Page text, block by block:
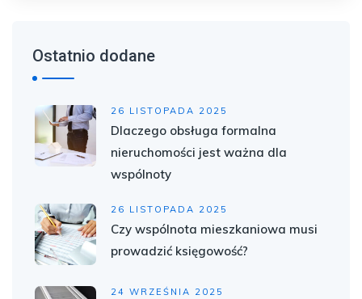
Ostatnio dodane
26 LISTOPADA 2025
Dlaczego obsługa formalna
nieruchomości jest ważna dla
wspólnoty
26 LISTOPADA 2025
Czy wspólnota mieszkaniowa musi
prowadzić księgowość?
24 WRZEŚNIA 2025